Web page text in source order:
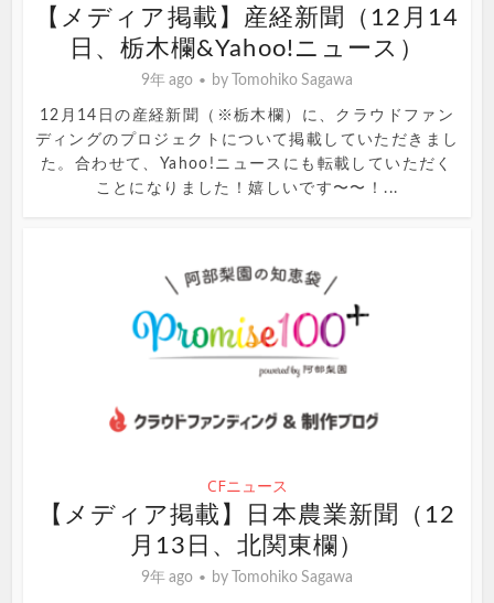
【メディア掲載】産経新聞（12月14
日、栃木欄&Yahoo!ニュース）
9年 ago by Tomohiko Sagawa
12月14日の産経新聞（※栃木欄）に、クラウドファン
ディングのプロジェクトについて掲載していただきまし
た。合わせて、Yahoo!ニュースにも転載していただく
ことになりました！嬉しいです〜〜！...
CFニュース
【メディア掲載】日本農業新聞（12
月13日、北関東欄）
9年 ago by Tomohiko Sagawa